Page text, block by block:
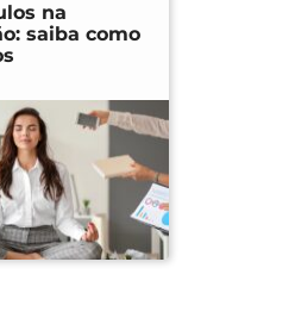
na
saiba como